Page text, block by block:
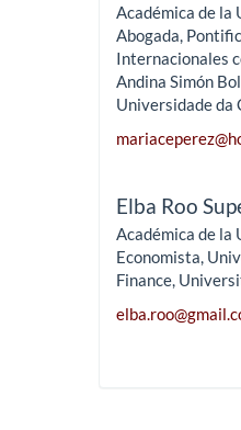
Académica de la
Abogada,
Internacionales
Andina Simón
Universidade da
Elba Roo
Académica de la
Economista,
Finance,